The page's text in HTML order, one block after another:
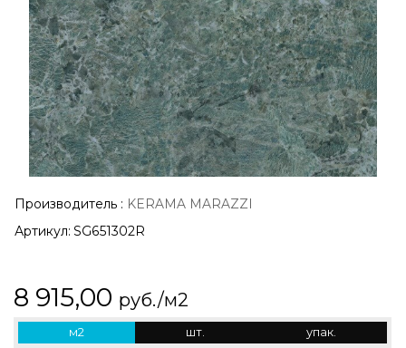
Производитель : KERAMA MARAZZI
Артикул: SG651302R
8 915,00 руб./м2
м2 шт. упак.